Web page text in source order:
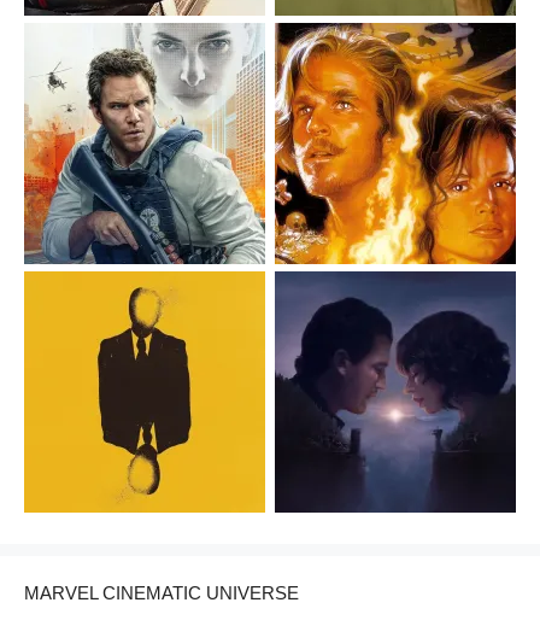
MARVEL CINEMATIC UNIVERSE